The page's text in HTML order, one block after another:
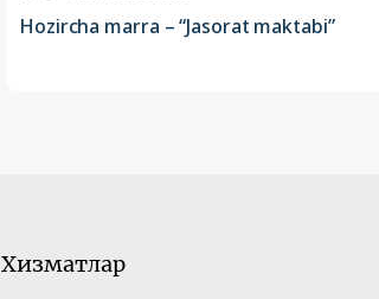
Hozircha marra – “Jasorat maktabi”
Хизматлар